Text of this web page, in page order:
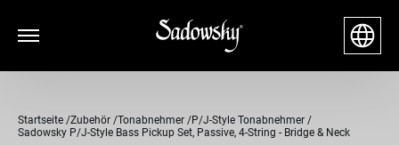
Startseite Zubehör Tonabnehmer
P/J-Style Tonabnehmer
Sadowsky P/J-Style Bass Pickup Set, Passive, 4-String - Bridge & Neck